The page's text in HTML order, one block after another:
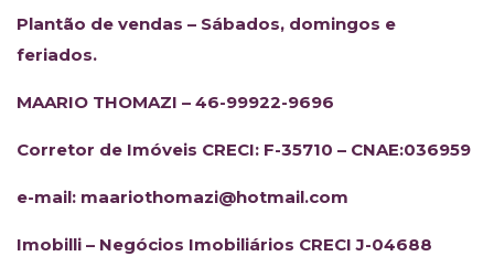
Plantão de vendas – Sábados, domingos e
feriados.
MAARIO THOMAZI – 46-99922-9696
Corretor de Imóveis CRECI: F-35710 – CNAE:036959
e-mail: maariothomazi@hotmail.com
Imobilli – Negócios Imobiliários CRECI J-04688